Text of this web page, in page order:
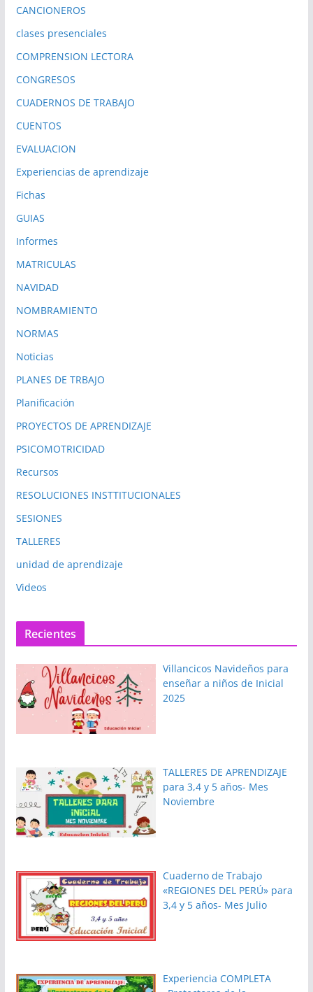
CANCIONEROS
clases presenciales
COMPRENSION LECTORA
CONGRESOS
CUADERNOS DE TRABAJO
CUENTOS
EVALUACION
Experiencias de aprendizaje
Fichas
GUIAS
Informes
MATRICULAS
NAVIDAD
NOMBRAMIENTO
NORMAS
Noticias
PLANES DE TRBAJO
Planificación
PROYECTOS DE APRENDIZAJE
PSICOMOTRICIDAD
Recursos
RESOLUCIONES INSTTITUCIONALES
SESIONES
TALLERES
unidad de aprendizaje
Videos
Recientes
Villancicos Navideños para
enseñar a niños de Inicial
2025
TALLERES DE APRENDIZAJE
para 3,4 y 5 años- Mes
Noviembre
Cuaderno de Trabajo
«REGIONES DEL PERÚ» para
3,4 y 5 años- Mes Julio
Experiencia COMPLETA